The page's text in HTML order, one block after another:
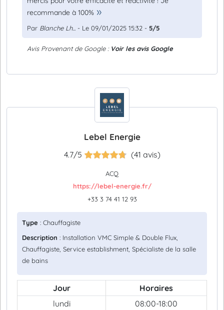
recommande à 100%
Par Blanche Lh... - Le 09/01/2025 15:32 - 5/5
Avis Provenant de Google : Voir les avis Google
Lebel Energie
4.7/5 (41 avis)
ACQ
https://lebel-energie.fr/
+33 3 74 41 12 93
Type : Chauffagiste
Description : Installation VMC Simple & Double Flux,
Chauffagiste, Service establishment, Spécialiste de la salle
de bains
Jour
Horaires
lundi
08:00-18:00